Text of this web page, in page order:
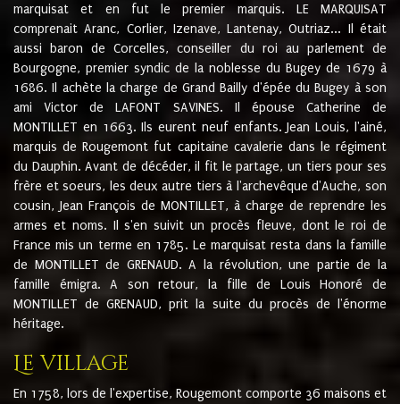
marquisat et en fut le premier marquis. LE MARQUISAT
comprenait Aranc, Corlier, Izenave, Lantenay, Outriaz... Il était
aussi baron de Corcelles, conseiller du roi au parlement de
Bourgogne, premier syndic de la noblesse du Bugey de 1679 à
1686. Il achète la charge de Grand Bailly d'épée du Bugey à son
ami Victor de LAFONT SAVINES. Il épouse Catherine de
MONTILLET en 1663. Ils eurent neuf enfants. Jean Louis, l'ainé,
marquis de Rougemont fut capitaine cavalerie dans le régiment
du Dauphin. Avant de décéder, il fit le partage, un tiers pour ses
frère et soeurs, les deux autre tiers à l'archevêque d'Auche, son
cousin, Jean François de MONTILLET, à charge de reprendre les
armes et noms. Il s'en suivit un procès fleuve, dont le roi de
France mis un terme en 1785. Le marquisat resta dans la famille
de MONTILLET de GRENAUD. A la révolution, une partie de la
famille émigra. A son retour, la fille de Louis Honoré de
MONTILLET de GRENAUD, prit la suite du procès de l'énorme
héritage.
Le village
En 1758, lors de l'expertise, Rougemont comporte 36 maisons et